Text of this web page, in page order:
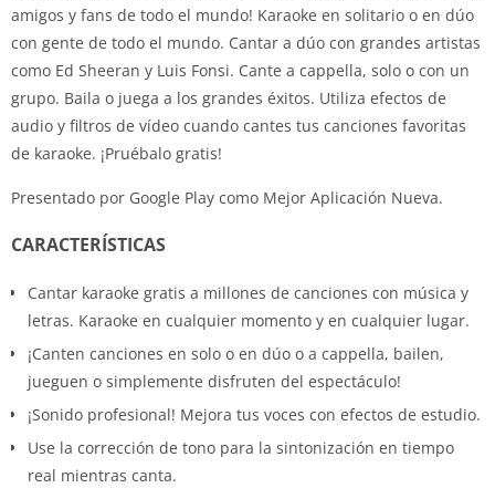
amigos y fans de todo el mundo! Karaoke en solitario o en dúo
con gente de todo el mundo. Cantar a dúo con grandes artistas
como Ed Sheeran y Luis Fonsi. Cante a cappella, solo o con un
grupo. Baila o juega a los grandes éxitos. Utiliza efectos de
audio y filtros de vídeo cuando cantes tus canciones favoritas
de karaoke. ¡Pruébalo gratis!
Presentado por Google Play como Mejor Aplicación Nueva.
CARACTERÍSTICAS
Cantar karaoke gratis a millones de canciones con música y
letras. Karaoke en cualquier momento y en cualquier lugar.
¡Canten canciones en solo o en dúo o a cappella, bailen,
jueguen o simplemente disfruten del espectáculo!
¡Sonido profesional! Mejora tus voces con efectos de estudio.
Use la corrección de tono para la sintonización en tiempo
real mientras canta.